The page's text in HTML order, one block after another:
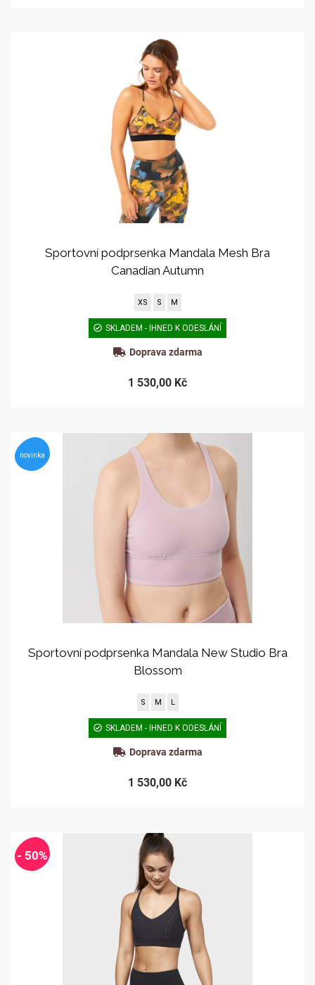
Sportovní podprsenka Mandala Mesh Bra
Canadian Autumn
XS S M
SKLADEM - IHNED K ODESLÁNÍ
Doprava zdarma
1 530,00 Kč
novinka
Sportovní podprsenka Mandala New Studio Bra
Blossom
S M L
SKLADEM - IHNED K ODESLÁNÍ
Doprava zdarma
1 530,00 Kč
- 50%